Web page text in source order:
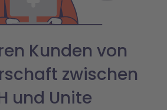
Kunden von
zwischen
und Unite